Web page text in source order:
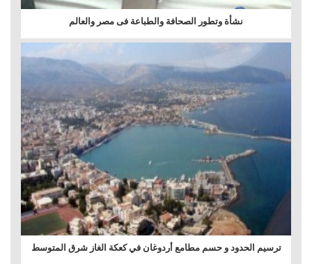
نشأة وتطور الصحافة والطباعة فى مصر والعالم
ترسيم الحدود و حسم مطامع أردوغان في كعكة الغاز شرق المتوسط